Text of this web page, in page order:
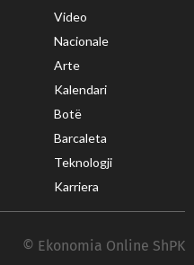
Video
Nacionale
Arte
Kalendari
Botë
Barcaleta
Teknologji
Karriera
© Ekonomia Online ShPK